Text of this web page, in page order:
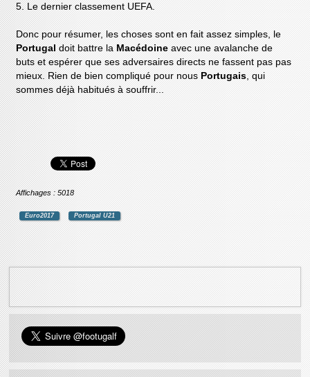
5. Le dernier classement UEFA.
Donc pour résumer, les choses sont en fait assez simples, le
Portugaldoit battre laMacédoineavec une avalanche de
buts et espérer que ses adversaires directs ne fassent pas pas
mieux. Rien de bien compliqué pour nousPortugais , qui
sommes déjà habitués à souffrir...
Affichages : 5018
Euro2017 Portugal U21